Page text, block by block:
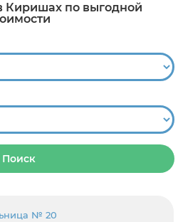
Киришах по выгодной
Поиск
№ 20